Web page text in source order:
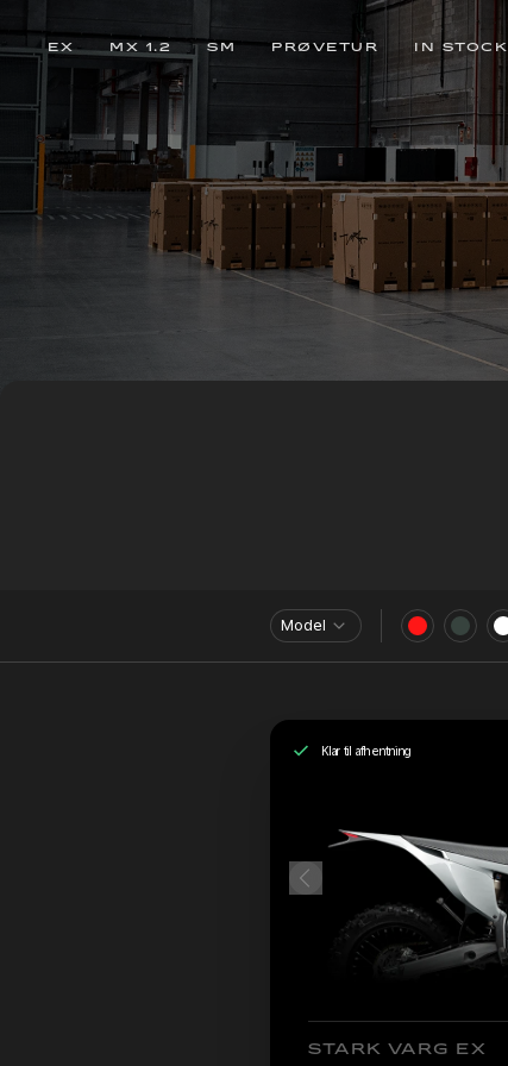
EX MX 1.2 SM PRØVETUR IN STOCK
Model
Klar til afhentning
STARK VARG EX